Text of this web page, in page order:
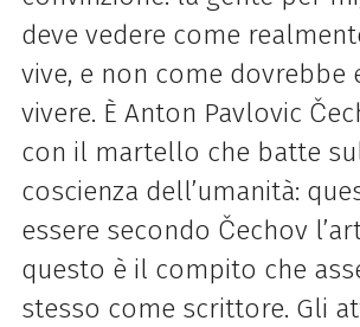
deve vedere come
vive, e non come dovrebbe
vivere. È Anton Pavlovic
con il martello che batte
coscienza dell’umanità:
essere secondo Čechov
questo è il compito che
stesso come scrittore. Gli